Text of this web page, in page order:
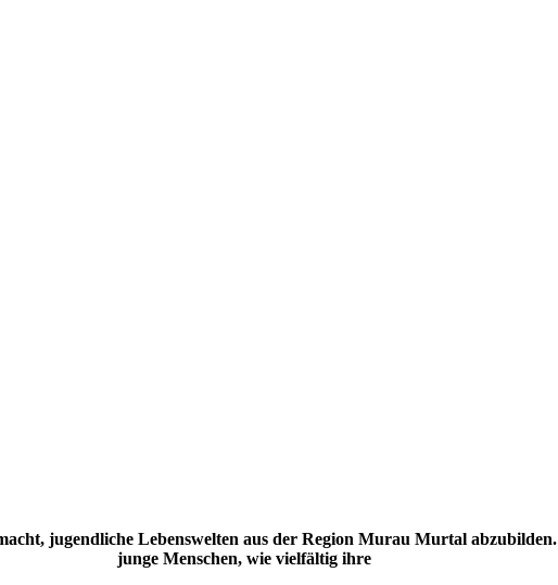
jugendliche Lebenswelten aus der Region Murau Murtal abzubilden.
junge Menschen, wie vielfältig ihre